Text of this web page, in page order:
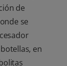
de
se
en